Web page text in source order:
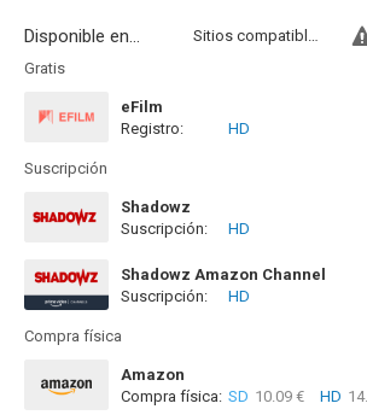
Disponible en...
Sitios compatibles
Gratis
eFilm
Registro:
HD
Suscripción
Shadowz
Suscripción:
HD
Shadowz Amazon Channel
Suscripción:
HD
Compra física
Amazon
Compra física: SD 10.09 € HD